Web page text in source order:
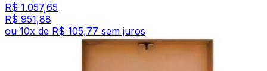
R$ 1.057,65
R$ 951,88
ou 10x de R$ 105,77 sem juros